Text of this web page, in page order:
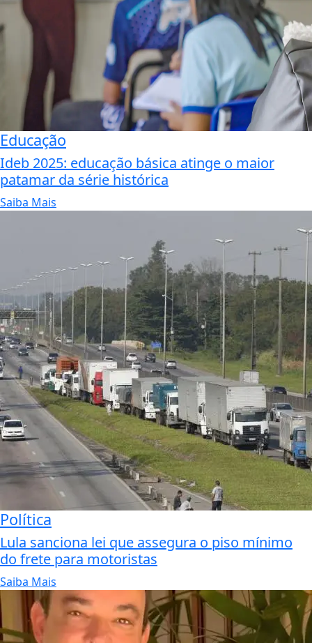
Educação
Ideb 2025: educação básica atinge o maior
patamar da série histórica
Saiba Mais
Política
Lula sanciona lei que assegura o piso mínimo
do frete para motoristas
Saiba Mais